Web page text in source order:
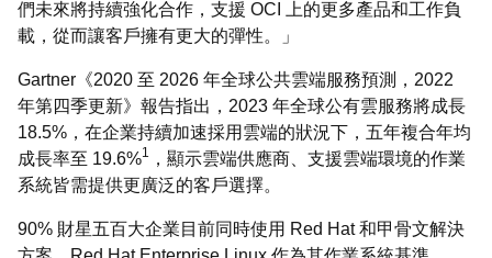
們未來將持續強化合作，支援 OCI 上的更多產品和工作負
載，從而讓客戶擁有更大的彈性。」
Gartner《2020 至 2026 年全球公共雲端服務預測，2022
年第四季更新》報告指出，2023 年全球公有雲服務將成長
18.5%，在企業持續加速採用雲端的狀況下，五年複合年均
成長率至 19.6%1 ，顯示雲端供應商、支援雲端環境的作業
系統皆需提供更廣泛的客戶選擇。
90% 財星五百大企業目前同時使用 Red Hat 和甲骨文解決